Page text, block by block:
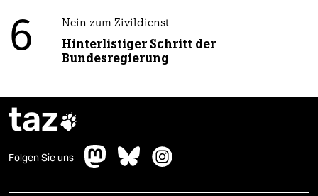
6 Nein zum Zivildienst
Hinterlistiger Schritt der
Bundesregierung
taz
Folgen Sie uns